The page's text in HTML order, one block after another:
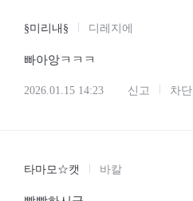
§미리내§ 디레지에
빠아앙ㅋㅋㅋ
2026.01.15 14:23 신고 차단
타마모☆캣 바칼